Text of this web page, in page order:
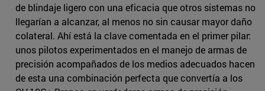
de blindaje ligero con una eficacia que otros sistemas no
llegarían a alcanzar, al menos no sin causar mayor daño
colateral. Ahí está la clave comentada en el primer pilar:
unos pilotos experimentados en el manejo de armas de
precisión acompañados de los medios adecuados hacen
de esta una combinación perfecta que convertía a los